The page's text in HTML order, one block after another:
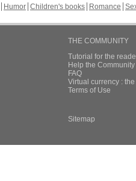
Humor Children's books Romance
THE COMMUNITY
Tutorial for the
Help the
FAQ
Virtual currency :
Terms of Use
Sitemap